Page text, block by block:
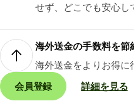
せず、どこでも安心し
海外送金の手数料を節
海外送金をよりお得に
会員登録
詳細を見る